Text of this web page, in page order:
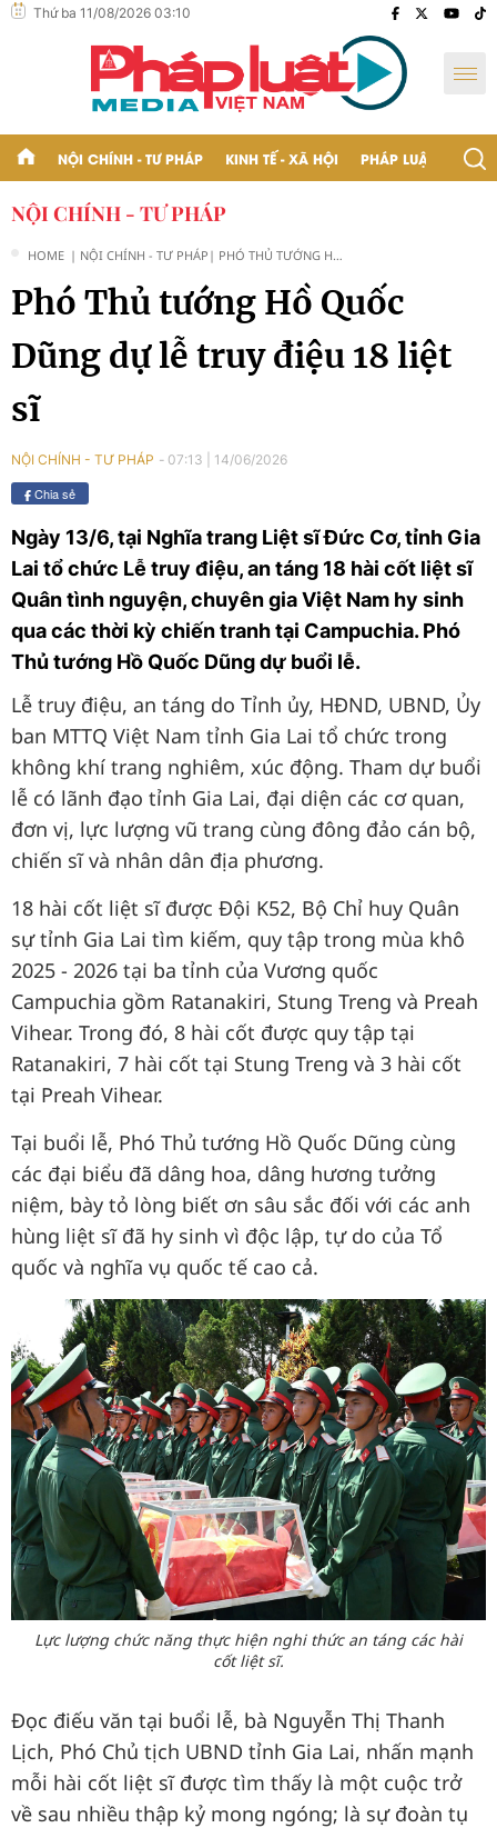
Thứ ba 11/08/2026 03:10
NỘI CHÍNH - TƯ PHÁP KINH TẾ - XÃ HỘI PHÁP LUẬT - BẠN
NỘI CHÍNH - TƯ PHÁP
HOME | NỘI CHÍNH - TƯ PHÁP | PHÓ THỦ TƯỚNG HỒ
TRUY ĐIỆU 18 LIỆT SĨ
Phó Thủ tướng Hồ Quốc
Dũng dự lễ truy điệu 18 liệt
sĩ
NỘI CHÍNH - TƯ PHÁP 07:13 14/06/2026
Chia sẻ
Ngày 13/6, tại Nghĩa trang Liệt sĩ Đức Cơ, tỉnh Gia
Lai tổ chức Lễ truy điệu, an táng 18 hài cốt liệt sĩ
Quân tình nguyện, chuyên gia Việt Nam hy sinh
qua các thời kỳ chiến tranh tại Campuchia. Phó
Thủ tướng Hồ Quốc Dũng dự buổi lễ.
Lễ truy điệu, an táng do Tỉnh ủy, HĐND, UBND, Ủy
ban MTTQ Việt Nam tỉnh Gia Lai tổ chức trong
không khí trang nghiêm, xúc động. Tham dự buổi
lễ có lãnh đạo tỉnh Gia Lai, đại diện các cơ quan,
đơn vị, lực lượng vũ trang cùng đông đảo cán bộ,
chiến sĩ và nhân dân địa phương.
18 hài cốt liệt sĩ được Đội K52, Bộ Chỉ huy Quân
sự tỉnh Gia Lai tìm kiếm, quy tập trong mùa khô
2025 - 2026 tại ba tỉnh của Vương quốc
Campuchia gồm Ratanakiri, Stung Treng và Preah
Vihear. Trong đó, 8 hài cốt được quy tập tại
Ratanakiri, 7 hài cốt tại Stung Treng và 3 hài cốt
tại Preah Vihear.
Tại buổi lễ, Phó Thủ tướng Hồ Quốc Dũng cùng
các đại biểu đã dâng hoa, dâng hương tưởng
niệm, bày tỏ lòng biết ơn sâu sắc đối với các anh
hùng liệt sĩ đã hy sinh vì độc lập, tự do của Tổ
quốc và nghĩa vụ quốc tế cao cả.
Lực lượng chức năng thực hiện nghi thức an táng các hài
cốt liệt sĩ.
Đọc điếu văn tại buổi lễ, bà Nguyễn Thị Thanh
Lịch, Phó Chủ tịch UBND tỉnh Gia Lai, nhấn mạnh
mỗi hài cốt liệt sĩ được tìm thấy là một cuộc trở
về sau nhiều thập kỷ mong ngóng; là sự đoàn tụ